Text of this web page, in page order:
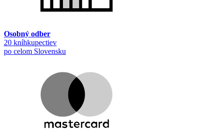
Osobný odber
20 kníhkupectiev
po celom Slovensku